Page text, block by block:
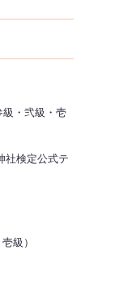
・弐級・壱
検定公式テ
級）